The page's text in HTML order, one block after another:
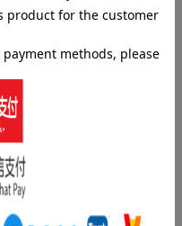
呂敷
ースより）
エヴィングショウカイ）
ト。テキストとイメージを
表している。『稲垣足穂全
録』で講談社出版文化賞ブ
ってしまったものたち』、
、わたくしこういうもので
『つむじ風食堂の夜』な